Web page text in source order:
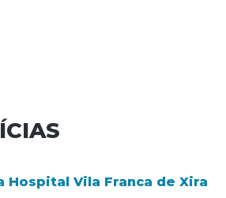
Hospital Vila Franca de Xira